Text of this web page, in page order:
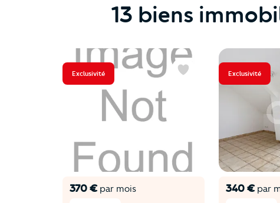
13 biens
Exclusivité
370 €par mois
Favoris Exclusivité
340 €par